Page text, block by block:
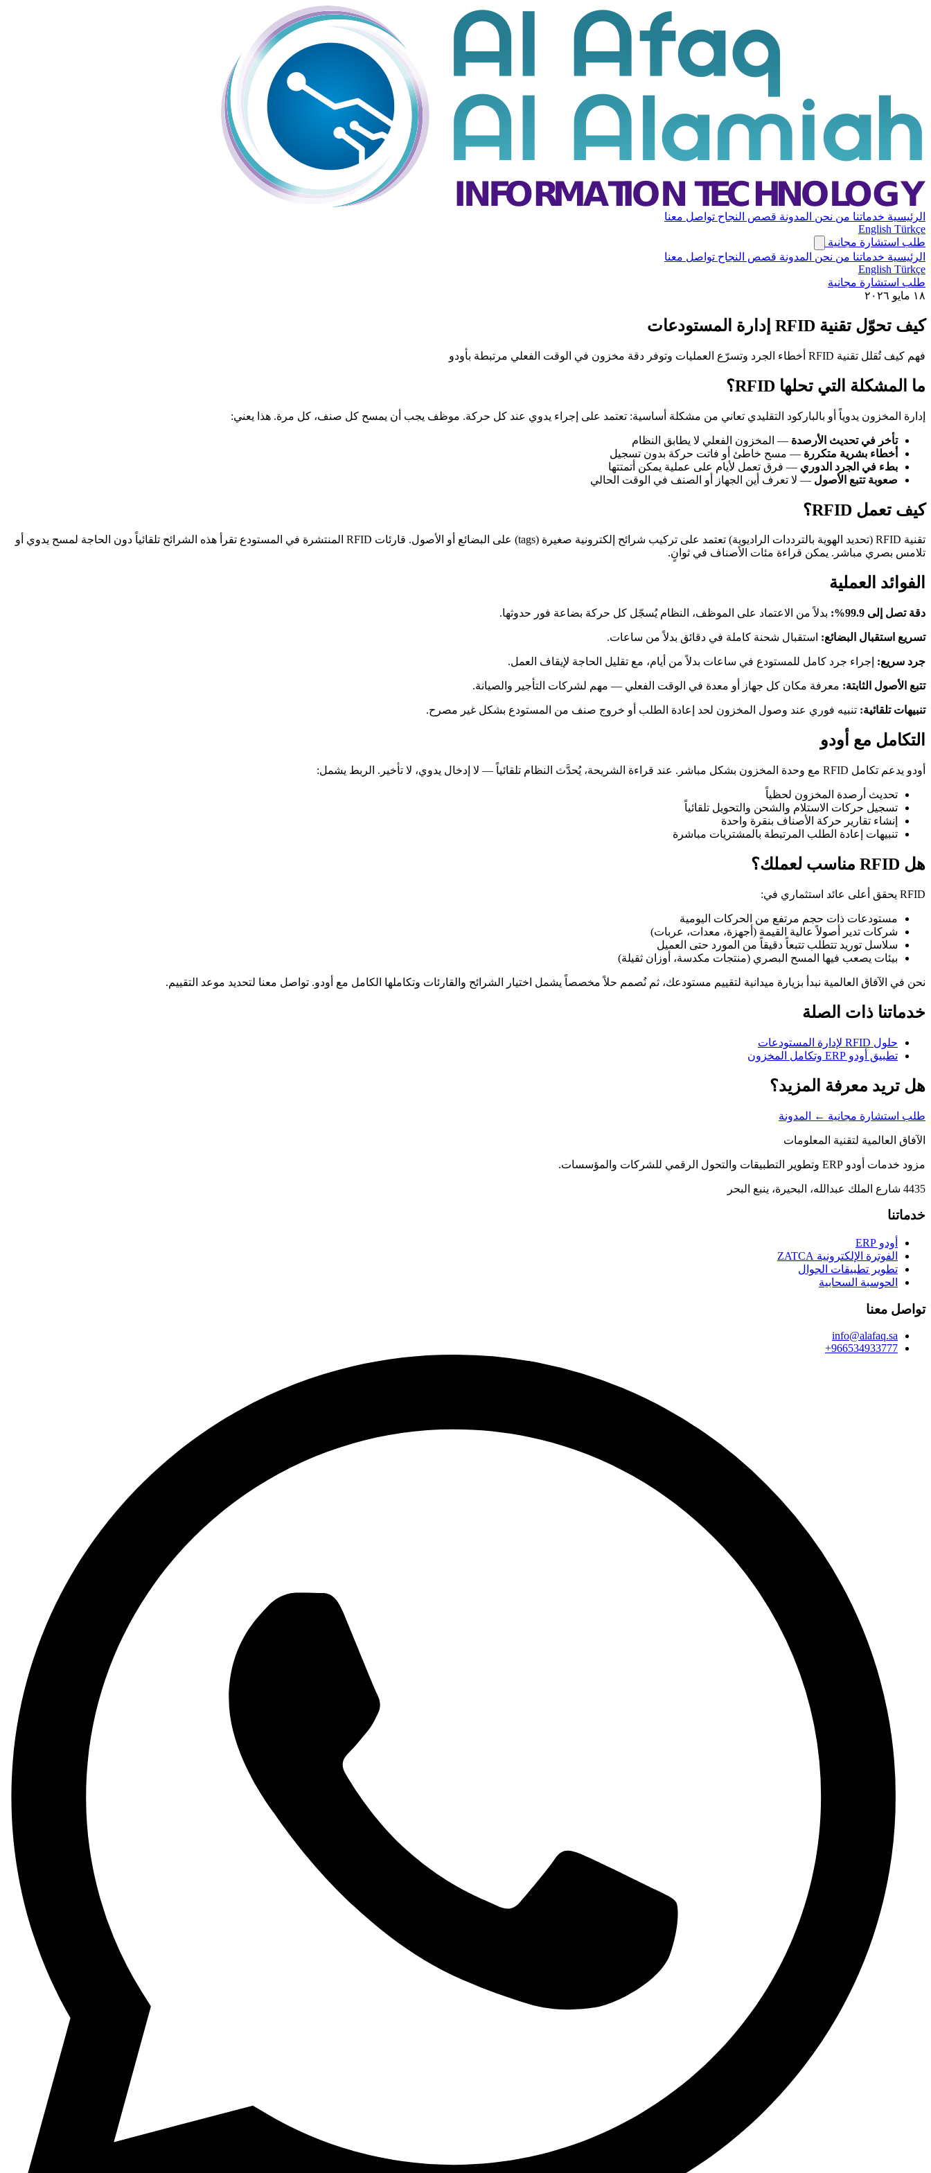
الرئيسية خدماتنا من نحن المدونة قصص النجاح تواصل معنا
English Türkçe
طلب استشارة مجانية
الرئيسية خدماتنا من نحن المدونة قصص النجاح تواصل معنا
English Türkçe
طلب استشارة مجانية
١٨ مايو ٢٠٢٦
كيف تحوّل تقنية RFID إدارة المستودعات
فهم كيف تُقلل تقنية RFID أخطاء الجرد وتسرّع العمليات وتوفر دقة مخزون في الوقت الفعلي مرتبطة بأودو
ما المشكلة التي تحلها RFID؟
إدارة المخزون يدوياً أو بالباركود التقليدي تعاني من مشكلة أساسية: تعتمد على إجراء يدوي عند كل حركة. موظف يجب أن يمسح كل صنف، كل مرة. هذا يعني:
تأخر في تحديث الأرصدة — المخزون الفعلي لا يطابق النظام
أخطاء بشرية متكررة — مسح خاطئ أو فاتت حركة بدون تسجيل
بطء في الجرد الدوري — فرق تعمل لأيام على عملية يمكن أتمتتها
صعوبة تتبع الأصول — لا تعرف أين الجهاز أو الصنف في الوقت الحالي
كيف تعمل RFID؟
تقنية RFID (تحديد الهوية بالترددات الراديوية) تعتمد على تركيب شرائح إلكترونية صغيرة (tags) على البضائع أو الأصول. قارئات RFID المنتشرة في المستودع تقرأ هذه الشرائح تلقائياً دون الحاجة لمسح يدوي أو
تلامس بصري مباشر. يمكن قراءة مئات الأصناف في ثوانٍ.
الفوائد العملية
دقة تصل إلى 99.9%: بدلاً من الاعتماد على الموظف، النظام يُسجّل كل حركة بضاعة فور حدوثها.
تسريع استقبال البضائع: استقبال شحنة كاملة في دقائق بدلاً من ساعات.
جرد سريع: إجراء جرد كامل للمستودع في ساعات بدلاً من أيام، مع تقليل الحاجة لإيقاف العمل.
تتبع الأصول الثابتة: معرفة مكان كل جهاز أو معدة في الوقت الفعلي — مهم لشركات التأجير والصيانة.
تنبيهات تلقائية: تنبيه فوري عند وصول المخزون لحد إعادة الطلب أو خروج صنف من المستودع بشكل غير مصرح.
التكامل مع أودو
أودو يدعم تكامل RFID مع وحدة المخزون بشكل مباشر. عند قراءة الشريحة، يُحدَّث النظام تلقائياً — لا إدخال يدوي، لا تأخير. الربط يشمل:
تحديث أرصدة المخزون لحظياً
تسجيل حركات الاستلام والشحن والتحويل تلقائياً
إنشاء تقارير حركة الأصناف بنقرة واحدة
تنبيهات إعادة الطلب المرتبطة بالمشتريات مباشرة
هل RFID مناسب لعملك؟
RFID يحقق أعلى عائد استثماري في:
مستودعات ذات حجم مرتفع من الحركات اليومية
شركات تدير أصولاً عالية القيمة (أجهزة، معدات، عربات)
سلاسل توريد تتطلب تتبعاً دقيقاً من المورد حتى العميل
بيئات يصعب فيها المسح البصري (منتجات مكدسة، أوزان ثقيلة)
نحن في الآفاق العالمية نبدأ بزيارة ميدانية لتقييم مستودعك، ثم نُصمم حلاً مخصصاً يشمل اختيار الشرائح والقارئات وتكاملها الكامل مع أودو. تواصل معنا لتحديد موعد التقييم.
خدماتنا ذات الصلة
حلول RFID لإدارة المستودعات
تطبيق أودو ERP وتكامل المخزون
هل تريد معرفة المزيد؟
طلب استشارة مجانية ← المدونة
الآفاق العالمية لتقنية المعلومات
مزود خدمات أودو ERP وتطوير التطبيقات والتحول الرقمي للشركات والمؤسسات.
4435 شارع الملك عبدالله، البحيرة، ينبع البحر
خدماتنا
أودو ERP
الفوترة الإلكترونية ZATCA
تطوير تطبيقات الجوال
الحوسبة السحابية
تواصل معنا
info@alafaq.sa
+966534933777